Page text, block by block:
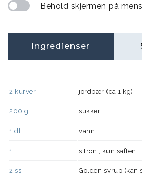
Behold skjermen på
Ingredienser
2 kurver jordbær (ca 1 kg)
200 g sukker
1 dl vann
1 sitron , kun saften
2 ss Golden syrup (kan